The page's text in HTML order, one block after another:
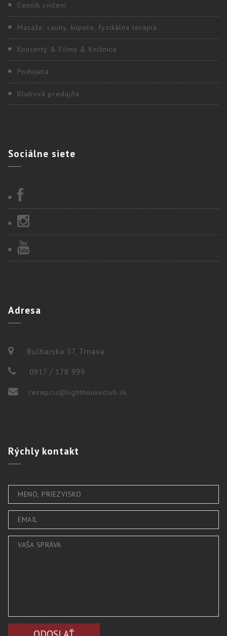
Cenník cvičení
Masáže, sauny, kúpele, fyzikálna terapia
Koncerty & Filmy & Knižnica
Podujatia
Klubová predajňa
Sociálne siete
Adresa
Bulharska 37, Trnava
0917 / 178 999
recepcia@lighthouseclub.sk
Rýchlykontakt